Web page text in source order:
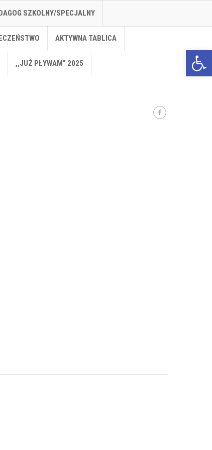
SZKOLNY/SPECJALNY
AKTYWNA TABLICA
,,JUŻ PŁYWAM” 2025